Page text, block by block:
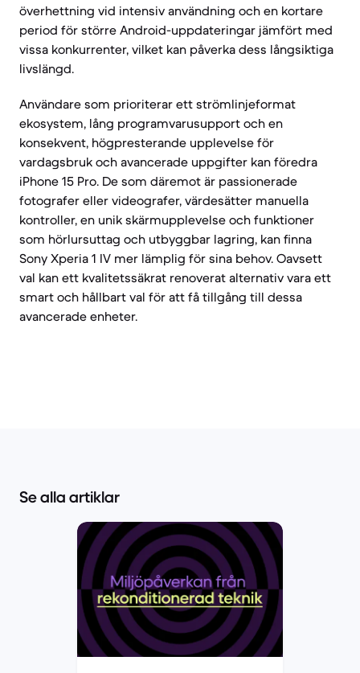
överhettning vid intensiv användning och en kortare
period för större Android-uppdateringar jämfört med
vissa konkurrenter, vilket kan påverka dess långsiktiga
livslängd.
Användare som prioriterar ett strömlinjeformat
ekosystem, lång programvarusupport och en
konsekvent, högpresterande upplevelse för
vardagsbruk och avancerade uppgifter kan föredra
iPhone 15 Pro. De som däremot är passionerade
fotografer eller videografer, värdesätter manuella
kontroller, en unik skärmupplevelse och funktioner
som hörlursuttag och utbyggbar lagring, kan finna
Sony Xperia 1 IV mer lämplig för sina behov. Oavsett
val kan ett kvalitetssäkrat renoverat alternativ vara ett
smart och hållbart val för att få tillgång till dessa
avancerade enheter.
Se alla artiklar